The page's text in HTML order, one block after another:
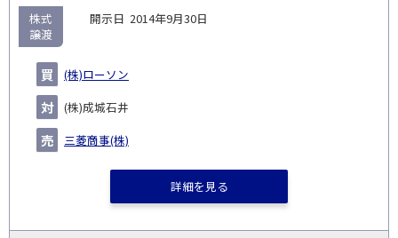
2014年9月30日
(株)ローソン
(株)成城石井
三菱商事(株)
株式
譲渡
詳細を見る